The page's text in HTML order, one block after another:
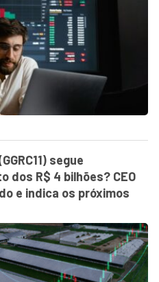
segue
dos R$ 4 bilhões? CEO
e indica os próximos